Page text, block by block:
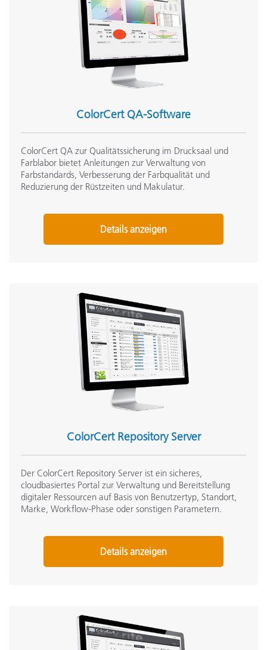
ColorCert QA-Software
ColorCert QA zur Qualitätssicherung im Drucksaal und
Farblabor bietet Anleitungen zur Verwaltung von
Farbstandards, Verbesserung der Farbqualität und
Reduzierung der Rüstzeiten und Makulatur.
Details anzeigen
ColorCert Repository Server
Der ColorCert Repository Server ist ein sicheres,
cloudbasiertes Portal zur Verwaltung und Bereitstellung
digitaler Ressourcen auf Basis von Benutzertyp, Standort,
Marke, Workflow-Phase oder sonstigen Parametern.
Details anzeigen